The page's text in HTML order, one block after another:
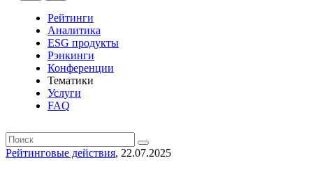
Рейтинги
Аналитика
ESG продукты
Рэнкинги
Конференции
Тематики
Услуги
FAQ
Рейтинговые действия, 22.07.2025